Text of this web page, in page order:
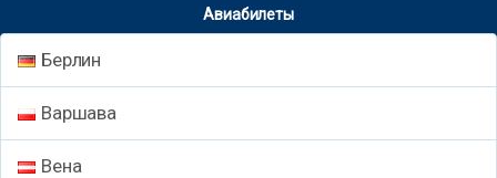
Авиабилеты
Берлин
Варшава
Вена